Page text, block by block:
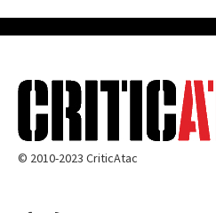
© 2010-2023 CriticAtac